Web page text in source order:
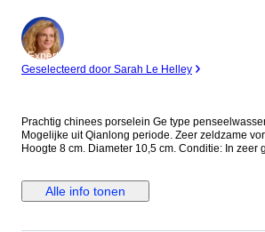
Expert
Geselecteerd door Sarah Le Helley
Prachtig chinees porselein Ge type
Mogelijke uit Qianlong periode. Zeer zeldzame
Hoogte 8 cm. Diameter 10,5 cm. Conditie: In zeer goede conditie. Enkele
Alle info tonen